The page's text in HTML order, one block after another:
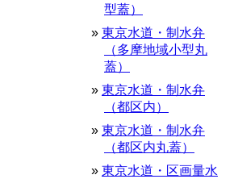
型蓋）
東京水道・制水弁
（多摩地域小型丸
蓋）
東京水道・制水弁
（都区内）
東京水道・制水弁
（都区内丸蓋）
東京水道・区画量水